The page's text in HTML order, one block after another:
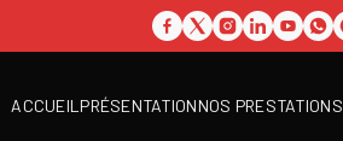
ACCUEIL PRÉSENTATIONNOS PRESTATIONS